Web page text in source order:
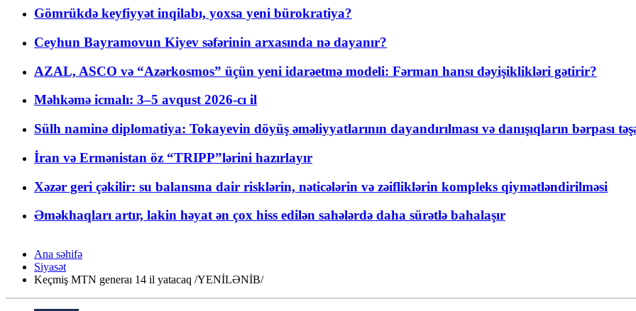
Gömrükdə keyfiyyət inqilabı, yoxsa yeni bürokratiya?
Ceyhun Bayramovun Kiyev səfərinin arxasında nə dayanır?
AZAL, ASCO və “Azərkosmos” üçün yeni idarəetmə modeli: Fərman hansı dəyişiklikləri gətirir?
Məhkəmə icmalı: 3–5 avqust 2026-cı il
Sülh naminə diplomatiya: Tokayevin döyüş əməliyyatlarının dayandırılması və danışıqların bərpası
İran və Ermənistan öz “TRIPP”lərini hazırlayır
Xəzər geri çəkilir: su balansına dair risklərin, nəticələrin və zəifliklərin kompleks qiymətləndirilməsi
Əməkhaqları artır, lakin həyat ən çox hiss edilən sahələrdə daha sürətlə bahalaşır
Ana səhifə
Siyasət
Keçmiş MTN generaı 14 il yatacaq /YENİLƏNİB/